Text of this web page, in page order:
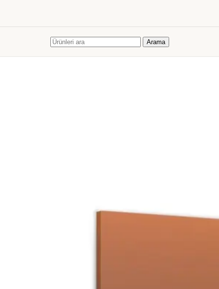
KİŞİYE ÖZEL HEDİYELER
KİŞİYE ÖZEL FOTOĞRAF BASKILARI
DEKORATİF KANVAS
KİŞİYE ÖZEL KUPA BARDAKLAR FOTOĞRAF ALBÜMLERİ
Arama